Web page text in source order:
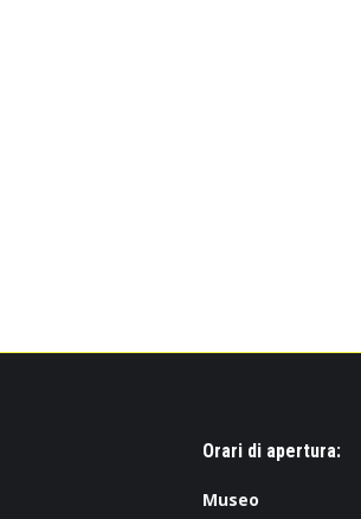
Orari di apertura:
Museo